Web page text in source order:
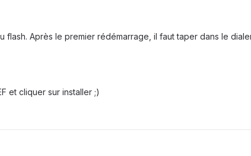
flash. Après le premier rédémarrage, il faut taper dans le
et cliquer sur installer ;)